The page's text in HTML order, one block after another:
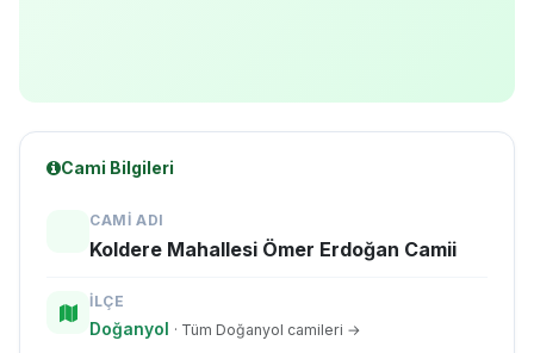
Cami Bilgileri
CAMI ADI
Koldere Mahallesi Ömer Erdoğan Camii
İLÇE
Doğanyol · Tüm Doğanyol camileri →